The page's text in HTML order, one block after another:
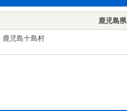
鹿児島県
鹿児島十島村